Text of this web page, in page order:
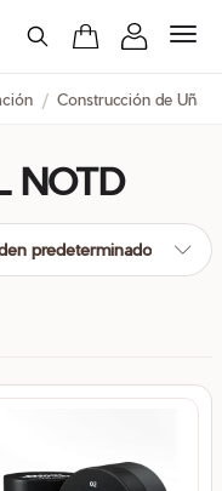
/ Construcción de Uñas
NOTD
predeterminado